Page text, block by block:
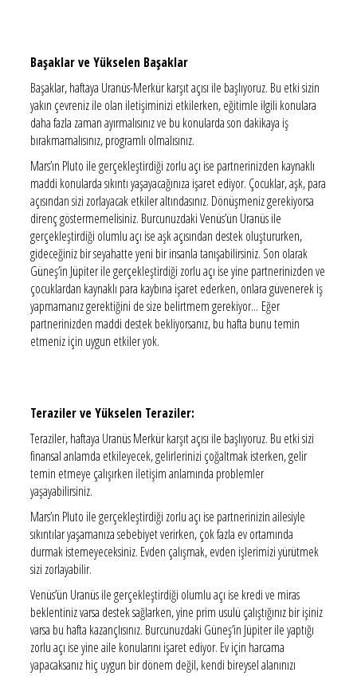
Başaklar ve Yükselen Başaklar
Başaklar, haftaya Uranüs-Merkür karşıt açısı ile başlıyoruz. Bu etki sizin
yakın çevreniz ile olan iletişiminizi etkilerken, eğitimle ilgili konulara
daha fazla zaman ayırmalısınız ve bu konularda son dakikaya iş
bırakmamalısınız, programlı olmalısınız.
Mars’ın Pluto ile gerçekleştirdiği zorlu açı ise partnerinizden kaynaklı
maddi konularda sıkıntı yaşayacağınıza işaret ediyor. Çocuklar, aşk, para
açısından sizi zorlayacak etkiler altındasınız. Dönüşmeniz gerekiyorsa
direnç göstermemelisiniz. Burcunuzdaki Venüs’ün Uranüs ile
gerçekleştirdiği olumlu açı ise aşk açısından destek oluştururken,
gideceğiniz bir seyahatte yeni bir insanla tanışabilirsiniz. Son olarak
Güneş’in Jüpiter ile gerçekleştirdiği zorlu açı ise yine partnerinizden ve
çocuklardan kaynaklı para kaybına işaret ederken, onlara güvenerek iş
yapmamanız gerektiğini de size belirtmem gerekiyor... Eğer
partnerinizden maddi destek bekliyorsanız, bu hafta bunu temin
etmeniz için uygun etkiler yok.
Teraziler ve Yükselen Teraziler:
Teraziler, haftaya Uranüs Merkür karşıt açısı ile başlıyoruz. Bu etki sizi
finansal anlamda etkileyecek, gelirlerinizi çoğaltmak isterken, gelir
temin etmeye çalışırken iletişim anlamında problemler
yaşayabilirsiniz.
Mars’ın Pluto ile gerçekleştirdiği zorlu açı ise partnerinizin ailesiyle
sıkıntılar yaşamanıza sebebiyet verirken, çok fazla ev ortamında
durmak istemeyeceksiniz. Evden çalışmak, evden işlerimizi yürütmek
sizi zorlayabilir.
Venüs’ün Uranüs ile gerçekleştirdiği olumlu açı ise kredi ve miras
beklentiniz varsa destek sağlarken, yine prim usulü çalıştığınız bir işiniz
varsa bu hafta kazançlısınız. Burcunuzdaki Güneş’in Jüpiter ile yaptığı
zorlu açı ise yine aile konularını işaret ediyor. Ev için harcama
yapacaksanız hiç uygun bir dönem değil, kendi bireysel alanınızı